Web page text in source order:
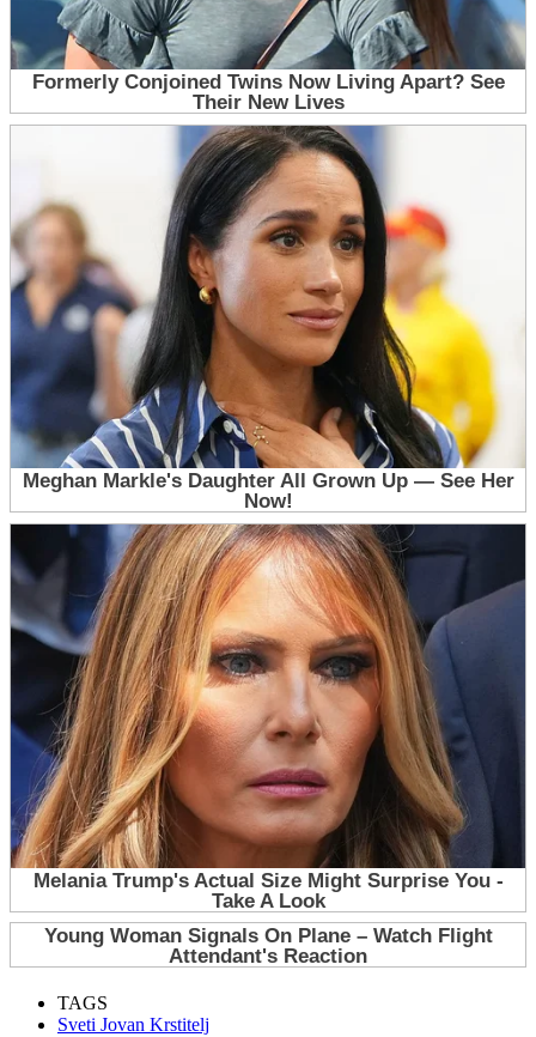
TAGS
Sveti Jovan Krstitelj